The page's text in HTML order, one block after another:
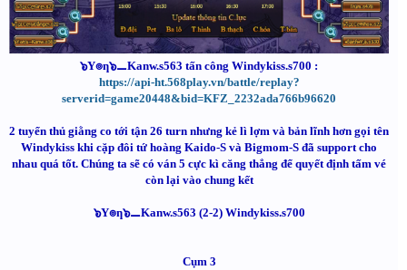
๖Y๏ƞ๖⚊Kanw.s563 tấn công Windykiss.s700 :
https://api-ht.568play.vn/battle/replay?
serverid=game20448&bid=KFZ_2232ada766b96620
2 tuyển thủ giằng co tới tận 26 turn nhưng kẻ lì lợm và bản lĩnh hơn gọi tên
Windykiss khi cặp đôi tứ hoàng Kaido-S và Bigmom-S đã support cho
nhau quá tốt. Chúng ta sẽ có ván 5 cực kì căng thẳng để quyết định tấm vé
còn lại vào chung kết
๖Y๏ƞ๖⚊Kanw.s563 (2-2) Windykiss.s700
Cụm 3